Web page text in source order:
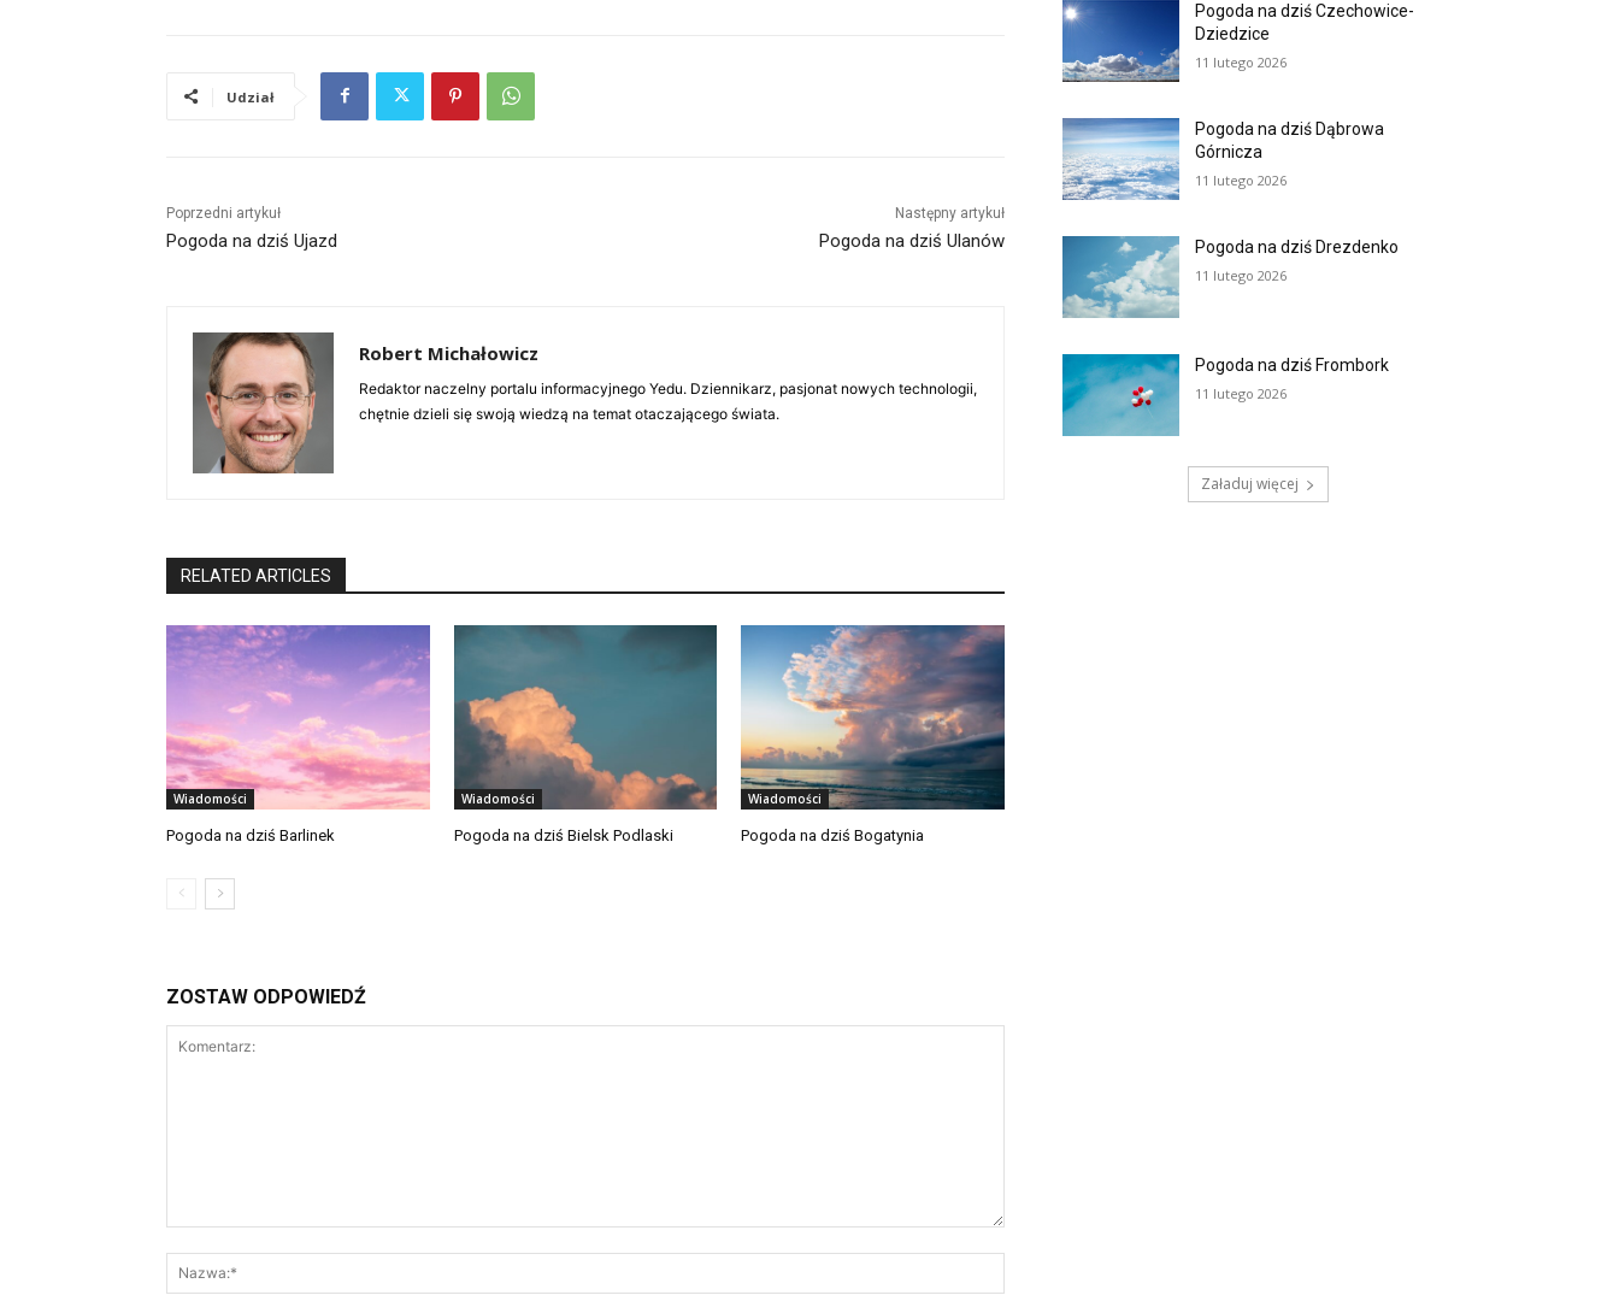
Udział
Poprzedni artykuł
Pogoda na dziś Ujazd
Następny artykuł
Pogoda na dziś Ulanów
Robert Michałowicz
Redaktor naczelny portalu informacyjnego Yedu. Dziennikarz, pasjonat nowych technologii,
chętnie dzieli się swoją wiedzą na temat otaczającego świata.
RELATED ARTICLES
Wiadomości
Pogoda na dziś Barlinek
Wiadomości
Pogoda na dziś Bielsk Podlaski
Wiadomości
Pogoda na dziś Bogatynia
ZOSTAW ODPOWIEDŹ
Pogoda na dziś Czechowice-
Dziedzice
11 lutego 2026
Pogoda na dziś Dąbrowa
Górnicza
11 lutego 2026
Pogoda na dziś Drezdenko
11 lutego 2026
Pogoda na dziś Frombork
11 lutego 2026
Załaduj więcej